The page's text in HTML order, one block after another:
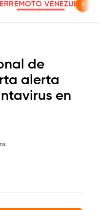
VENEZUELA
de
alerta
en